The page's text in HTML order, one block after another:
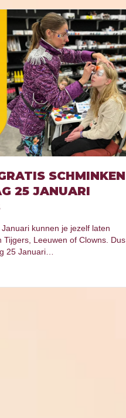
SCHMINKEN
25 JANUARI
kunnen je jezelf laten
Tijgers, Leeuwen of Clowns. Dus
25 Januari…